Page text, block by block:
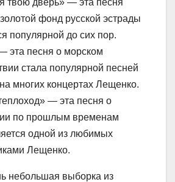
твою дверь» — эта песня
фонд русской эстрады
популярной до сих пор.
эта песня о морском
стала популярной песней
многих концертах Лещенко.
— эта песня о
по прошлым временам
одной из любимых
Лещенко.
небольшая выборка из